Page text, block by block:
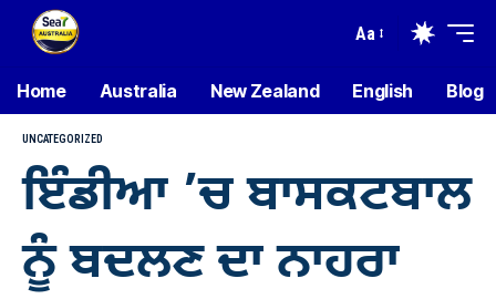
Aa
Home Australia New Zealand English Blog
UNCATEGORIZED
ਇੰਡੀਆ ’ਚ ਬਾਸਕਟਬਾਲ
ਨੂੰ ਬਦਲਣ ਦਾ ਨਾਹਰਾ